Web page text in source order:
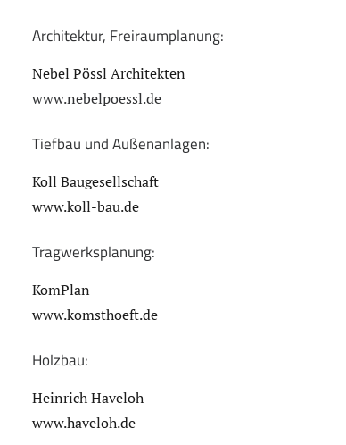
Architektur, Freiraumplanung:
Nebel Pössl Architekten
www.nebelpoessl.de
Tiefbau und Außenanlagen:
Koll Baugesellschaft
www.koll-bau.de
Tragwerksplanung:
KomPlan
www.komsthoeft.de
Holzbau:
Heinrich Haveloh
www.haveloh.de